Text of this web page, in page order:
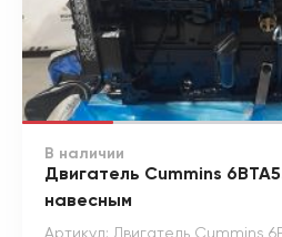
В наличии
Двигатель Cummins
навесным
Артикул: Двигатель Cummins